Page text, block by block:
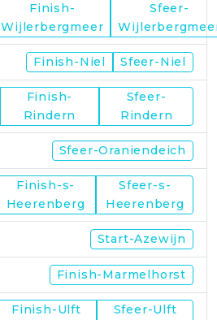
Finish-
Wijlerbergmeer
Sfeer-
Finish-Niel Sfeer-Niel
Finish-
Rindern
Sfeer-
Rindern
Sfeer-Oraniendeich
Finish-s-
Heerenberg
Sfeer-s-
Heerenberg
Start-Azewijn
Finish-Marmelhorst
Finish-Ulft
Sfeer-Ulft